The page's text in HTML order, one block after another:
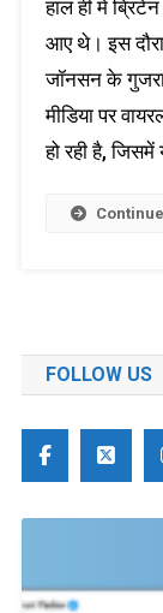
हाल ही में
आए थे। इस
जॉनसन के
मीडिया पर
हो रही है, जिसमें
FOLLOW US